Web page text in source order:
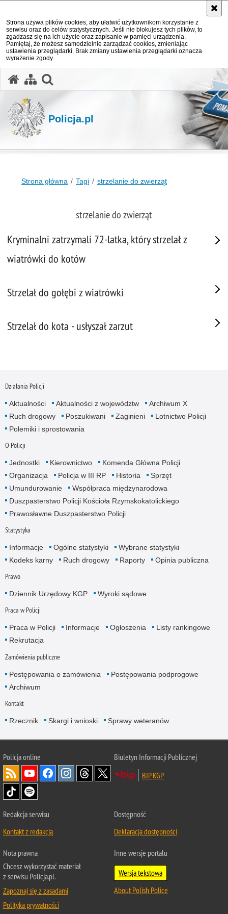
Strona używa plików cookies, aby ułatwić użytkownikom korzystanie z
serwisu oraz do celów statystycznych. Jeśli nie blokujesz tych plików, to
zgadzasz się na ich użycie oraz zapisanie w pamięci urządzenia.
Pamiętaj, że możesz samodzielnie zarządzać cookies, zmieniając
ustawienia przeglądarki. Brak zmiany ustawienia przeglądarki oznacza
wyrażenie zgody.
Policja.pl
Strona główna Tagi strzelanie do zwierząt
strzelanie do zwierząt
Kryminalni zatrzymali 72-latka, który strzelał z
wiatrówki do kotów
Strzelał do gołębi z wiatrówki
Strzelał do kota - usłyszał zarzut
Działania Policji
Aktualności Aktualności z województw
Archiwum X
Ruch drogowy
Poszukiwani Zaginieni
Lotnictwo Policji
Polemiki i sprostowania
O Policji
Jednostki Kierownictwo
Komenda Główna Policji
Organizacja
Policja w III RP Historia
Sprzęt
Umundurowanie
Współpraca międzynarodowa
Duszpasterstwo Policji Kościoła Rzymskokatolickiego
Prawosławne Duszpasterstwo Policji
Statystyka
Informacje Ogólne statystyki
Wybrane statystyki
Kodeks karny
Ruch drogowy Raporty Opinia publiczna
Prawo
Dziennik Urzędowy KGP Wyroki sądowe
Praca w Policji
Praca w Policji Informacje Ogłoszenia
Listy rankingowe
Rekrutacja
Zamówienia publiczne
Postępowania o zamówienia
Postępowania podprogowe
Archiwum
Kontakt
Rzecznik Skargi i wnioski Sprawy weteranów
Policjaonline
Biuletyn Informacji Publicznej
BIP KGP
Redakcja serwisu
Kontakt z redakcją
Dostępność
Deklaracja dostępności
Nota prawna
Chcesz wykorzystać materiał
z serwisu Policja.pl.
Zapoznaj się z zasadami
Polityka prywatności
Inne wersje portalu
Wersja tekstowa
About Polish Police